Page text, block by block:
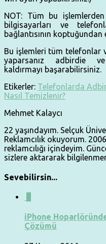
NOT: Tüm bu
bilgisayarları ve
bağlantısının
Bu işlemleri tüm telefonlar
yaparsanız adbirdie
kaldırmayı başarabilirsiniz.
Etikerler: Telefonlarda
Nasıl Temizlenir?
Mehmet Kalaycı
22 yaşındayım. Selçuk
Reklamcılık okuyorum.
reklamcılığı içindeyim.
sizlere aktararak
Sevebilirsin...
iPhone
Çözümü